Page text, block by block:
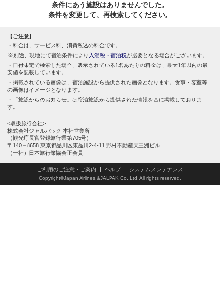
条件にあう施設はありませんでした。
条件を変更して、再検索してください。
【ご注意】
料金は、サービス料、消費税込の料金です。
別途、現地にて宿泊条件により 入湯税・宿泊税が必要となる場合がございます。
日付未定で検索した場合、表示されている1名あたりの料金は、最大1年以内の最
安値を記載しています。
掲載されている画像は、宿泊施設から提供された画像となります。食事・客室等
の画像はイメージとなります。
「施設からのお知らせ」は宿泊施設から提供された情報を基に掲載しておりま
す。
<取扱旅行会社>
株式会社ジャルパック 本社営業所
（観光庁長官登録旅行業第705号）
〒140－8658 東京都品川区東品川2-4-11 野村不動産天王洲ビル
（一社）日本旅行業協会正会員
ご利用のご注意・ご案内 ヘルプ システムメンテナンス
Copyright©Japan Airlines.&JALPAK Co.,Ltd. All rights reserved.